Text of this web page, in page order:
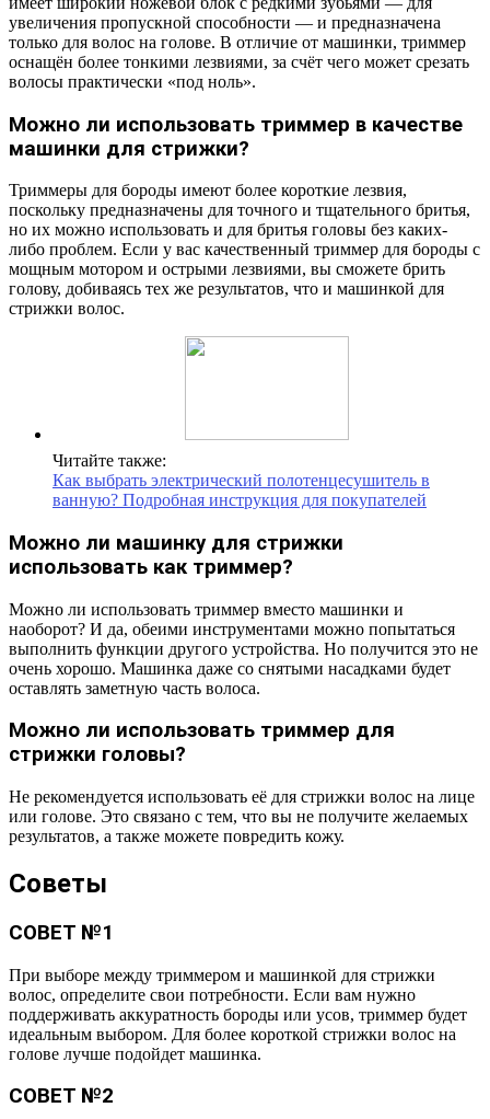
увеличения пропускной способности — и предназначена
только для волос на голове. В отличие от машинки, триммер
оснащён более тонкими лезвиями, за счёт чего может срезать
волосы практически «под ноль».
Можно ли использовать триммер в качестве
машинки для стрижки?
Триммеры для бороды имеют более короткие лезвия,
поскольку предназначены для точного и тщательного бритья,
но их можно использовать и для бритья головы без каких-
либо проблем. Если у вас качественный триммер для бороды с
мощным мотором и острыми лезвиями, вы сможете брить
голову, добиваясь тех же результатов, что и машинкой для
стрижки волос.
Читайте также:
Как выбрать электрический полотенцесушитель в
ванную? Подробная инструкция для покупателей
Можно ли машинку для стрижки
использовать как триммер?
Можно ли использовать триммер вместо машинки и
наоборот? И да, обеими инструментами можно попытаться
выполнить функции другого устройства. Но получится это не
очень хорошо. Машинка даже со снятыми насадками будет
оставлять заметную часть волоса.
Можно ли использовать триммер для
стрижки головы?
Не рекомендуется использовать её для стрижки волос на лице
или голове. Это связано с тем, что вы не получите желаемых
результатов, а также можете повредить кожу.
Советы
СОВЕТ №1
При выборе между триммером и машинкой для стрижки
волос, определите свои потребности. Если вам нужно
поддерживать аккуратность бороды или усов, триммер будет
идеальным выбором. Для более короткой стрижки волос на
голове лучше подойдет машинка.
СОВЕТ №2